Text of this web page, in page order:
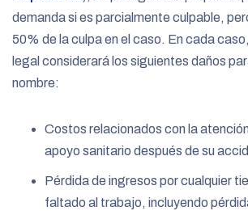
demanda si es parcialmente culpable,
50% de la culpa en el caso. En cada
legal considerará los siguientes daños
nombre:
Costos relacionados con la
apoyo sanitario después de su
Pérdida de ingresos por cualquier
faltado al trabajo, incluyendo